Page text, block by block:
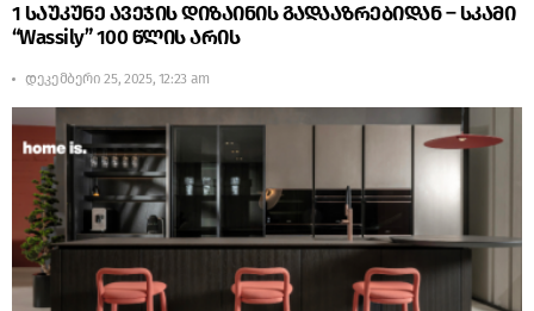
1 საუკუნე ავეჯის დიზაინის გადააზრებიდან – სკამი
“Wassily” 100 წლის არის
დეკემბერი 25, 2025, 12:23 am